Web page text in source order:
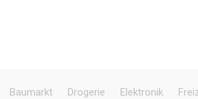
Baumarkt Drogerie Elektronik